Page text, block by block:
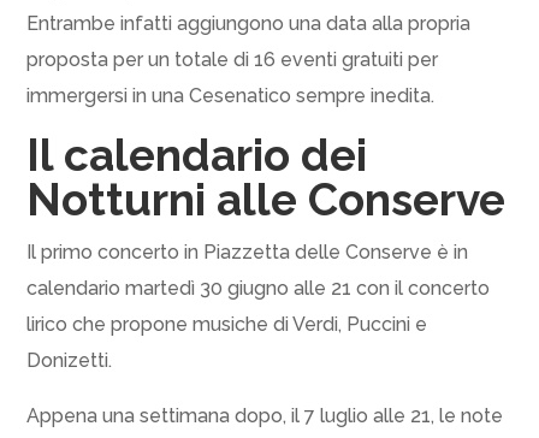
Entrambe infatti aggiungono una data alla propria
proposta per un totale di 16 eventi gratuiti per
immergersi in una Cesenatico sempre inedita.
Il calendario dei
Notturni alle Conserve
Il primo concerto in Piazzetta delle Conserve è in
calendario martedì 30 giugno alle 21 con il concerto
lirico che propone musiche di Verdi, Puccini e
Donizetti.
Appena una settimana dopo, il 7 luglio alle 21, le note